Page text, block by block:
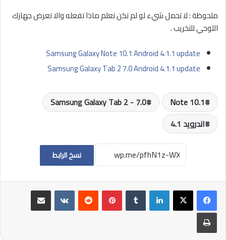
ملحوظة : لا تحمل شيء لو لم تكن تعلم ماذا تفعله والا تعرض جهازك
اللوحي للتخريب .
Samsung Galaxy Note 10.1 Android 4.1.1 update
Samsung Galaxy Tab 2 7.0 Android 4.1.1 update
Note 10.1
Samsung Galaxy Tab 2 - 7.0
اندرويد 4.1
نسخ الرابط
لينكدإن بينتيريست
مشاركة عبر البريد
طباعة